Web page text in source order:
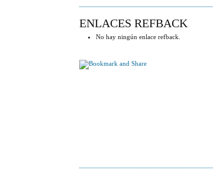
ENLACES REFBACK
No hay ningún enlace refback.